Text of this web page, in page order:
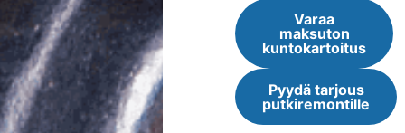
Varaa
maksuton
kuntokartoitus
Pyydä tarjous
putkiremontille